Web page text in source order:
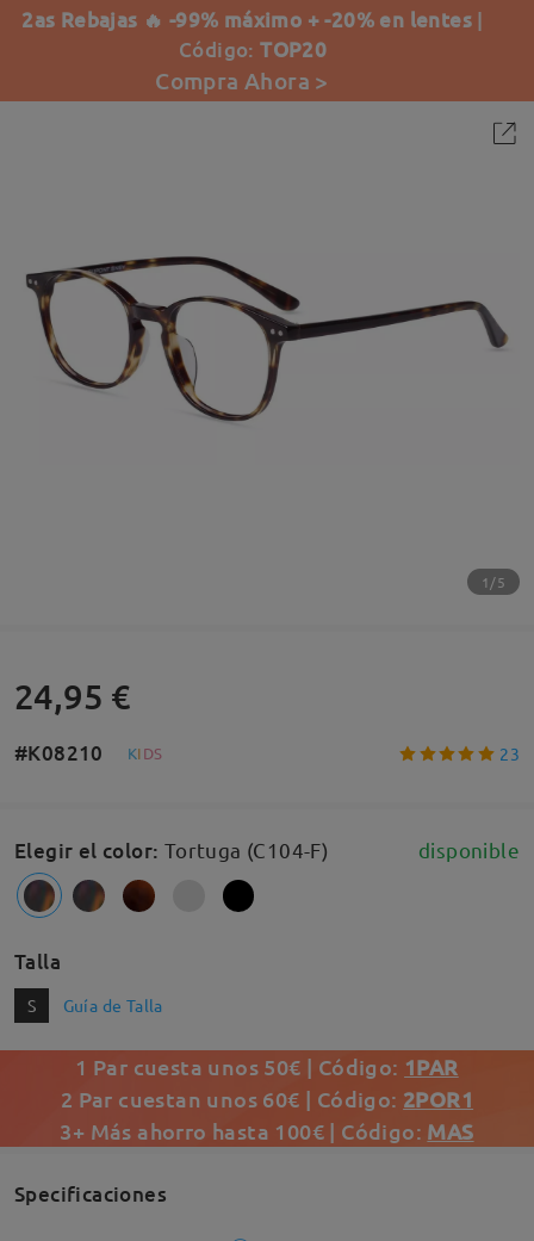
2as Rebajas 🔥 -99% máximo + -20% en lentes |
Código:TOP20
Compra Ahora >
1/5
24,95 €
#K08210 KIDS 23
Elegir el color: Tortuga (C104-F) disponible
Talla
S Guía de Talla
1 Par cuesta unos 50€ | Código: 1PAR
2 Par cuestan unos 60€ | Código: 2POR1
3+ Más ahorro hasta 100€ | Código: MAS
Specificaciones